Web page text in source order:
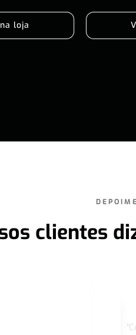
loja
clientes